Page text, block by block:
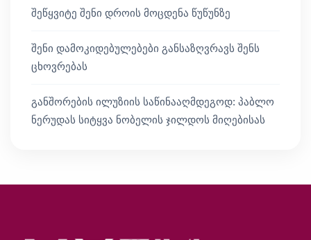
შეწყვიტე შენი დროის მოცდენა წუწუნზე
შენი დამოკიდებულებები განსაზღვრავს შენს
ცხოვრებას
განშორების ილუზიის საწინააღმდეგოდ: პაბლო
ნერუდას სიტყვა ნობელის ჯილდოს მიღებისას